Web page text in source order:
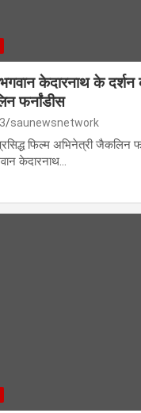
भगवान केदारनाथ के दर्शन
फर्नांडीस
saunewsnetwork
फिल्म अभिनेत्री जैकलिन
केदारनाथ…